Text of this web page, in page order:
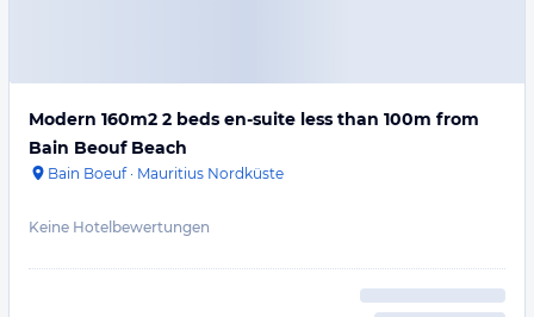
Modern 160m2 2 beds en-suite less than 100m from
Bain Beouf Beach
Bain Boeuf· Mauritius Nordküste
Keine Hotelbewertungen